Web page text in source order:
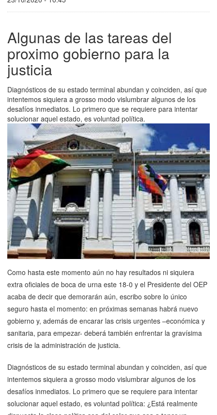
Algunas de las tareas del
proximo gobierno para la
justicia
Diagnósticos de su estado terminal abundan y coinciden, así que
intentemos siquiera a grosso modo vislumbrar algunos de los
desafíos inmediatos. Lo primero que se requiere para intentar
solucionar aquel estado, es voluntad política.
Como hasta este momento aún no hay resultados ni siquiera
extra oficiales de boca de urna este 18-0 y el Presidente del OEP
acaba de decir que demorarán aún, escribo sobre lo único
seguro hasta el momento: en próximas semanas habrá nuevo
gobierno y, además de encarar las crisis urgentes –económica y
sanitaria, para empezar- deberá también enfrentar la gravísima
crisis de la administración de justicia.
Diagnósticos de su estado terminal abundan y coinciden, así que
intentemos siquiera a grosso modo vislumbrar algunos de los
desafíos inmediatos. Lo primero que se requiere para intentar
solucionar aquel estado, es voluntad política: ¿Está realmente